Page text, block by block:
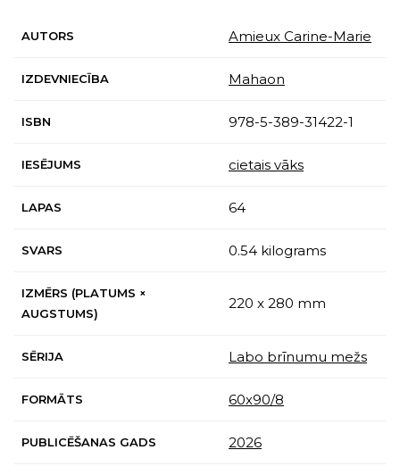
AUTORS Amieux Carine-Marie
IZDEVNIECĪBA Mahaon
ISBN 978-5-389-31422-1
IESĒJUMS cietais vāks
LAPAS 64
SVARS 0.54 kilograms
IZMĒRS (PLATUMS ×
AUGSTUMS)
220 x 280 mm
SĒRIJA Labo brīnumu mežs
FORMĀTS 60х90/8
PUBLICĒŠANAS GADS 2026